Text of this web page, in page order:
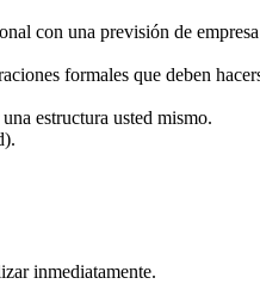
con una previsión de
formales que deben
estructura usted mismo.
inmediatamente.